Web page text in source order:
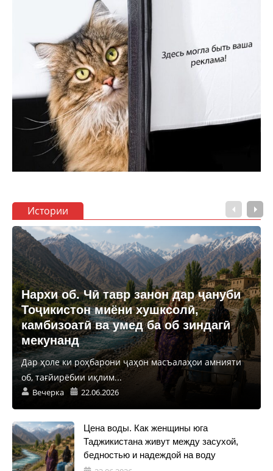
Истории
Нархи об. Чӣ тавр занон дар ҷануби
Тоҷикистон миёни хушксолӣ,
камбизоатӣ ва умед ба об зиндагӣ
мекунанд
Дар ҳоле ки роҳбарони ҷаҳон масъалаҳои амнияти
об, тағйирёбии иқлим...
Вечерка 22.06.2026
Цена воды. Как женщины юга
Таджикистана живут между засухой,
бедностью и надеждой на воду